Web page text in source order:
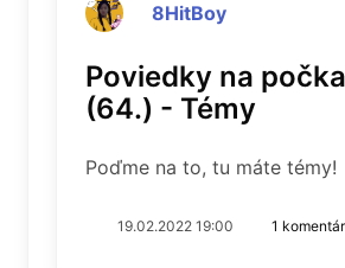
8HitBoy
Poviedky na
(64.) - Témy
Poďme na to, tu máte témy!
19.02.2022 19:00 1